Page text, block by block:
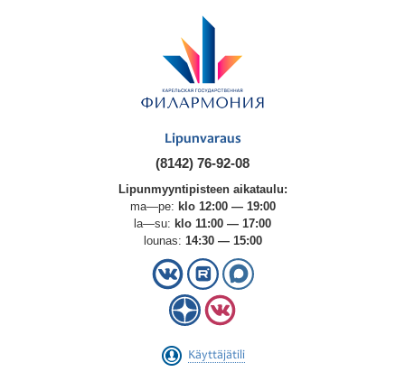
Lipunvaraus
(8142) 76-92-08
Lipunmyyntipisteen aikataulu:
ma—pe: klo 12:00 — 19:00
la—su: klo 11:00 — 17:00
lounas: 14:30 — 15:00
Käyttäjätili